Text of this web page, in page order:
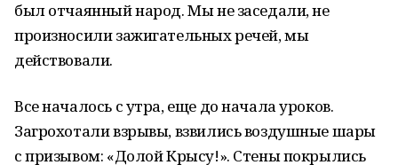
был отчаянный народ. Мы не заседали, не
произносили зажигательных речей, мы
действовали.
Все началось с утра, еще до начала уроков.
Загрохотали взрывы, взвились воздушные шары
с призывом: «Долой Крысу!». Стены покрылись